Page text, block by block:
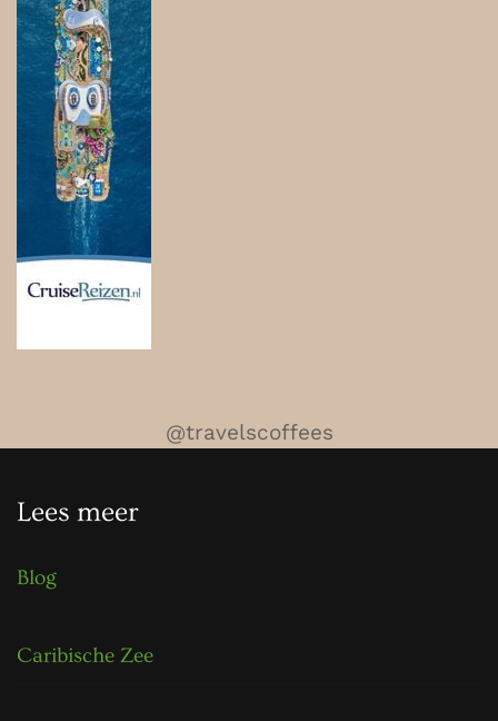
@travelscoffees
Lees meer
Blog
Caribische Zee